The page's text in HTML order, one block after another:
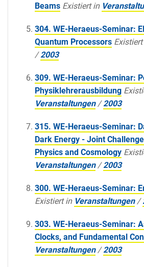
Beams Existiert in
304. WE-Heraeus-Seminar:
Quantum Processors
/2003
309. WE-Heraeus-Seminar:
Physiklehrerausbildung
Veranstaltungen /2003
315. WE-Heraeus-Seminar:
Dark Energy - Joint
Physics and Cosmology
Veranstaltungen /2003
300. WE-Heraeus-Seminar:
Existiert in Veranstaltungen /
303. WE-Heraeus-Seminar:
Clocks, and Fundamental
Veranstaltungen /2003